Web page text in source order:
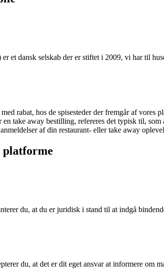
et dansk selskab der er stiftet i 2009, vi har til
rabat, hos de spisesteder der fremgår af vores
en take away bestilling, refereres det typisk til,
af din restaurant- eller take away
platforme
du, at du er juridisk i stand til at indgå
du, at det er dit eget ansvar at informere